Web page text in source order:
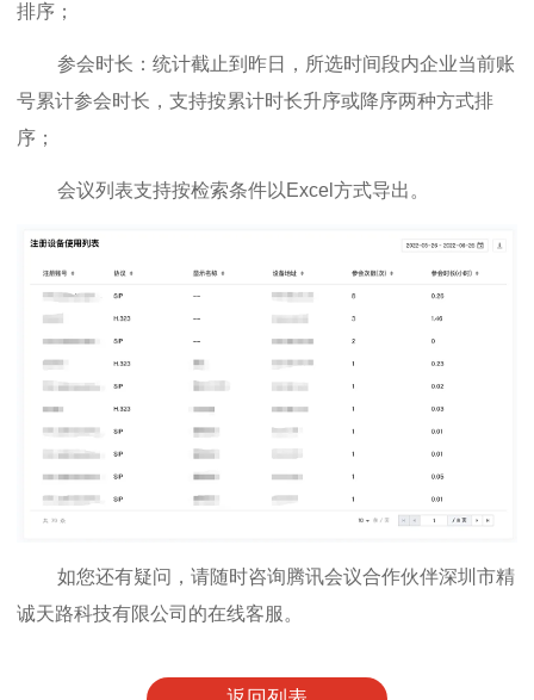
排序；
参会时长：统计截止到昨日，所选时间段内企业当前账
号累计参会时长，支持按累计时长升序或降序两种方式排
序；
会议列表支持按检索条件以Excel方式导出。
如您还有疑问，请随时咨询腾讯会议合作伙伴深圳市精
诚天路科技有限公司的在线客服。